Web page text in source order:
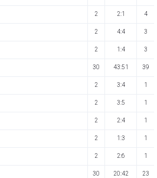
2 2:1 4
2 4:4 3
2 1:4 3
30 43:51 39
2 3:4 1
2 3:5 1
2 2:4 1
2 1:3 1
2 2:6 1
30 20:42 23